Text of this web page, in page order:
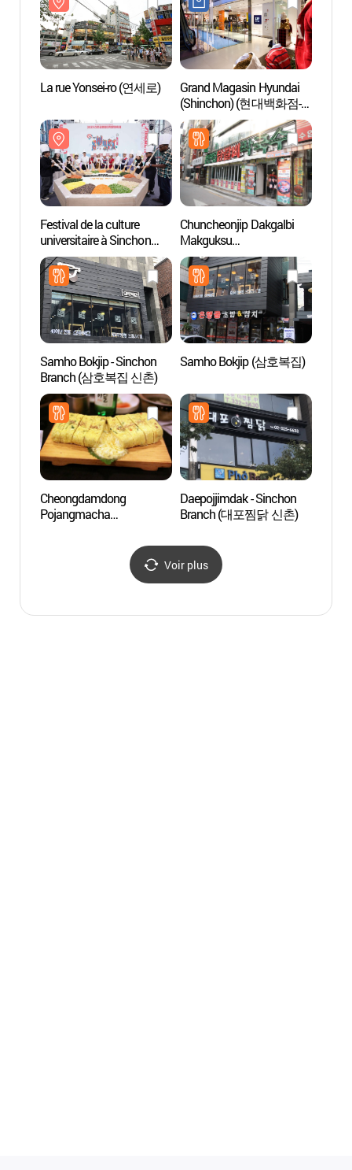
La rue Yonsei-ro (연세로)
Grand Magasin Hyundai
(Shinchon) (현대백화점-
신촌점)
Festival de la culture
universitaire à Sinchon
(신촌글로벌대학문화축
제)
Chuncheonjip Dakgalbi
Makguksu
(춘천집닭갈비막국수)
Samho Bokjip - Sinchon
Branch (삼호복집 신촌)
Samho Bokjip (삼호복집)
Cheongdamdong
Pojangmacha
Daepojjimdak - Sinchon
Branch (대포찜닭 신촌)
Voir plus